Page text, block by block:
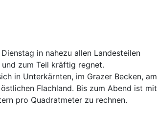
in nahezu allen Landesteilen
zum Teil kräftig regnet.
in Unterkärnten, im Grazer Becken, am
Flachland. Bis zum Abend ist mit
pro Quadratmeter zu rechnen.